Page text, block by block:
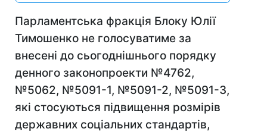
Парламентська фракція Блоку Юлії
Тимошенко не голосуватиме за
внесені до сьогоднішнього порядку
денного законопроекти №4762,
№5062, №5091-1, №5091-2, №5091-3,
які стосуються підвищення розмірів
державних соціальних стандартів,